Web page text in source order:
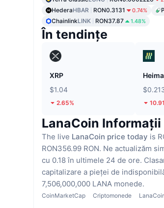
HederaHBAR RON0.3131 0.74%
ChainlinkLINK RON37.87 1.48%
În tendințe
XRP
$1.04
2.65%
Heima
LanaCoin
The live LanaCoin price today is
RON356.99 RON. Ne actualizăm
cu 0.18 în ultimele 24 de ore.
capitalizare a pieței de
7,506,000,000 LANA monede.
CoinMarketCap Criptomonede